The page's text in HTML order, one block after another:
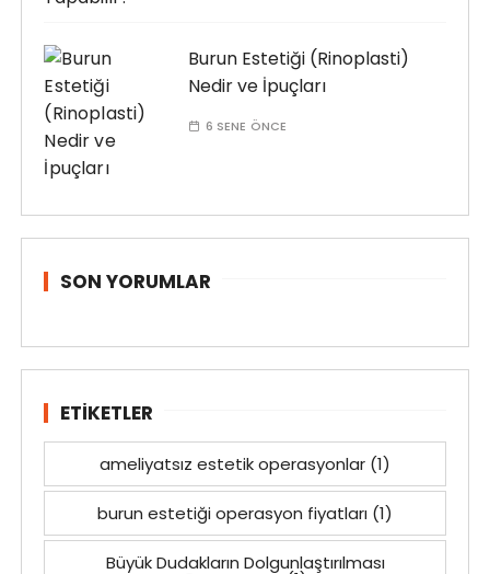
Burun Estetiği (Rinoplasti)
Nedir ve İpuçları
6 SENE ÖNCE
SON YORUMLAR
ETIKETLER
ameliyatsız estetik operasyonlar (1)
burun estetiği operasyon fiyatları (1)
Büyük Dudakların Dolgunlaştırılması